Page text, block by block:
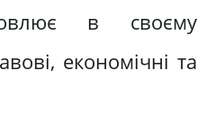
в своєму
економічні та